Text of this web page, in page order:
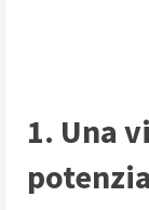
1. Una